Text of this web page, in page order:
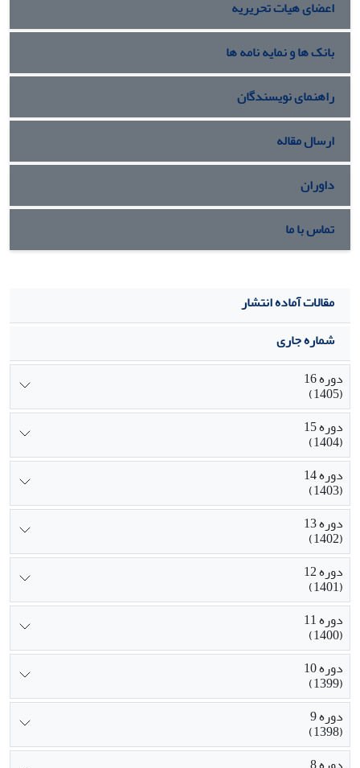
اعضای هیات تحریریه
بانک ها و نمایه نامه ها
راهنمای نویسندگان
ارسال مقاله
داوران
تماس با ما
مقالات آماده انتشار
شماره جاری
دوره 16
(1405)
دوره 15
(1404)
دوره 14
(1403)
دوره 13
(1402)
دوره 12
(1401)
دوره 11
(1400)
دوره 10
(1399)
دوره 9
(1398)